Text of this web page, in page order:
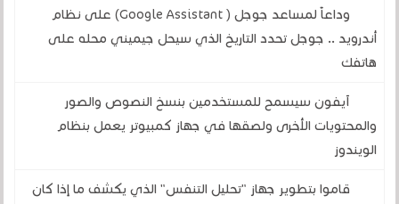
وداعاً لمساعد جوجل ( Google Assistant) على نظام
أندرويد .. جوجل تحدد التاريخ الذي سيحل جيميني محله على
هاتفك
آيفون سيسمح للمستخدمين بنسخ النصوص والصور
والمحتويات الأخرى ولصقها في جهاز كمبيوتر يعمل بنظام
الويندوز
قاموا بتطوير جهاز "تحليل التنفس" الذي يكشف ما إذا كان